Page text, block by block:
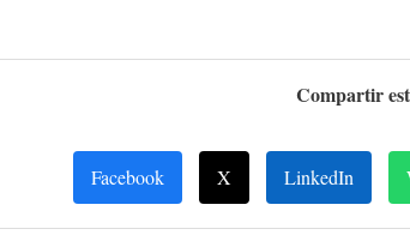
Compartir
Facebook X LinkedIn